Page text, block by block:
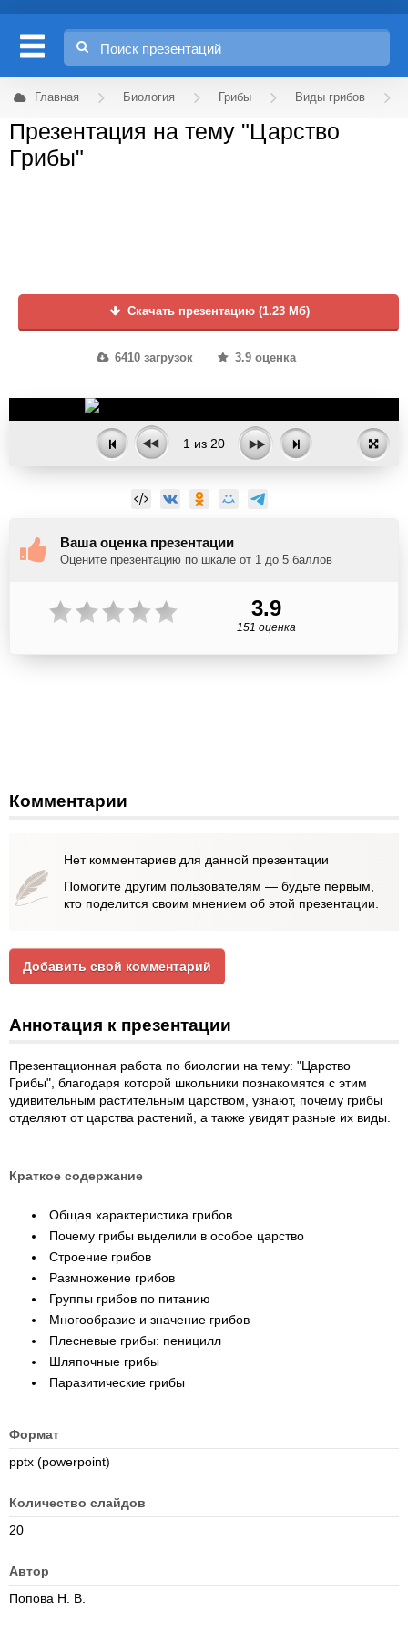
Главная Биология Грибы Виды грибов
Презентация на тему "Царство
Грибы"
Скачать презентацию (1.23 Мб)
6410 загрузок 3.9 оценка
1 из 20
Ваша оценка презентации
Оцените презентацию по шкале от 1 до 5 баллов
3.9
151 оценка
Комментарии
Нет комментариев для данной презентации
Помогите другим пользователям — будьте первым,
кто поделится своим мнением об этой презентации.
Добавить свой комментарий
Аннотация к презентации
Презентационная работа по биологии на тему: "Царство
Грибы", благодаря которой школьники познакомятся с этим
удивительным растительным царством, узнают, почему грибы
отделяют от царства растений, а также увидят разные их виды.
Краткое содержание
Общая характеристика грибов
Почему грибы выделили в особое царство
Строение грибов
Размножение грибов
Группы грибов по питанию
Многообразие и значение грибов
Плесневые грибы: пеницилл
Шляпочные грибы
Паразитические грибы
Формат
pptx (powerpoint)
Количество слайдов
20
Автор
Попова Н. В.